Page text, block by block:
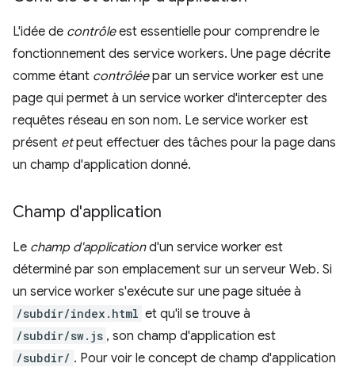
L'idée de contrôleest essentielle pour comprendre le
fonctionnement des service workers. Une page décrite
comme étant contrôléepar un service worker est une
page qui permet à un service worker d'intercepter des
requêtes réseau en son nom. Le service worker est
présent etpeut effectuer des tâches pour la page dans
un champ d'application donné.
Champ d'application
Le champ d'applicationd'un service worker est
déterminé par son emplacement sur un serveur Web. Si
un service worker s'exécute sur une page située à
/subdir/index.html et qu'il se trouve à
/subdir/sw.js , son champ d'application est
/subdir/ . Pour voir le concept de champ d'application